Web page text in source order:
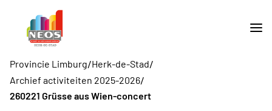
Provincie Limburg/Herk-de-Stad/
Archief activiteiten 2025-2026/
260221 Grüsse aus Wien-concert